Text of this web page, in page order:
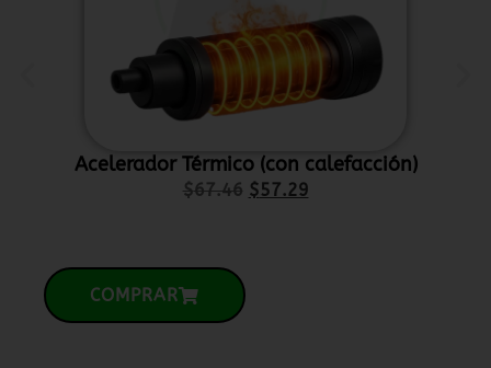
Acelerador Térmico (con calefacción)
$67.46 $57.29
COMPRAR